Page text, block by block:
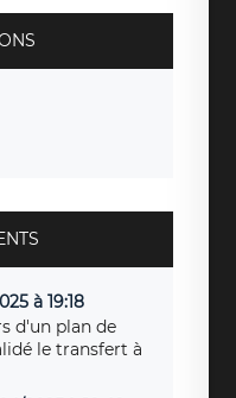
à 19:18
plan de
le transfert à